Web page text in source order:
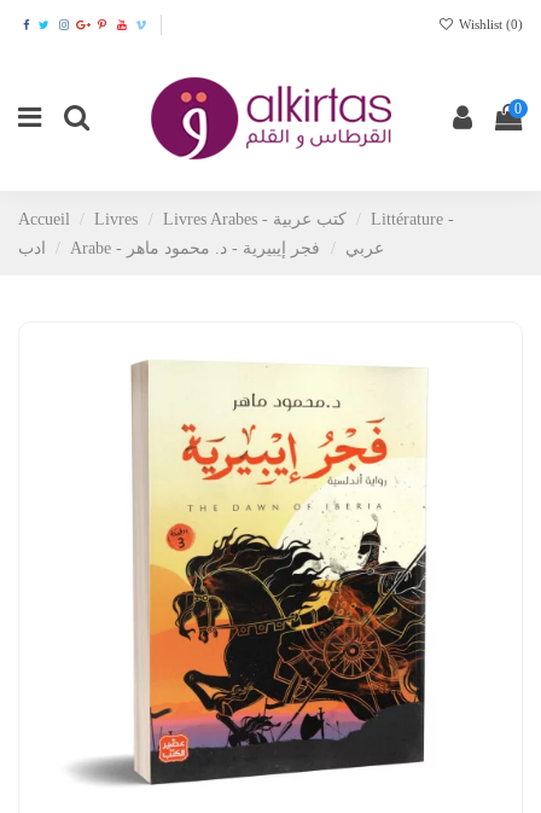
Wishlist (0)
0
Accueil Livres Livres Arabes - كتب عربية
Littérature -
ادب
Arabe - عربي فجر إيبيرية - د. محمود ماهر